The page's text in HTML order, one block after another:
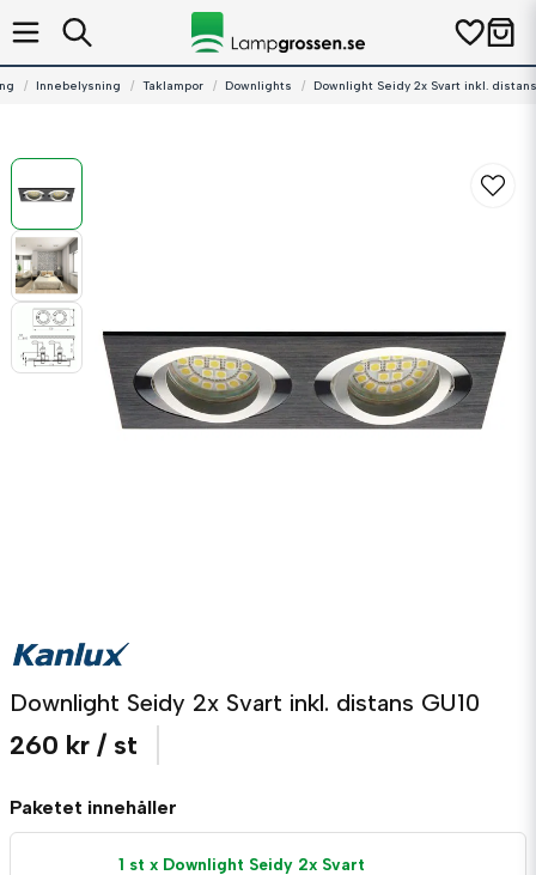
Innebelysning Taklampor Downlights Downlight Seidy 2x Svart inkl.
Downlight Seidy 2x Svart inkl. distans GU10
260 kr / st
Paketet innehåller
1 st x Downlight Seidy 2x Svart